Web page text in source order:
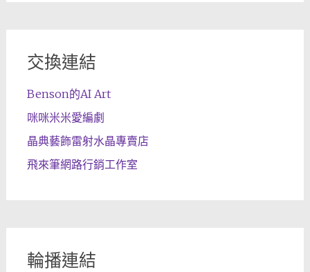
交換連結
Benson的AI Art
咪咪米米愛編劇
晶典藝飾雷射水晶專賣店
飛來筆網路行銷工作室
輪播連結